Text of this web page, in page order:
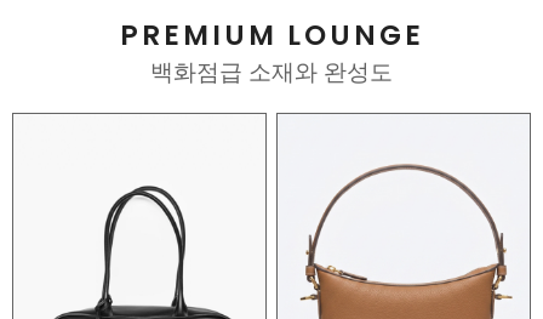
PREMIUM LOUNGE
백화점급 소재와 완성도